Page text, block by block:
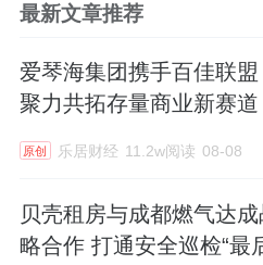
最新文章推荐
爱琴海集团携手百佳联盟
聚力共拓存量商业新赛道
原创 乐居财经 11.2w阅读 08-08
贝壳租房与成都燃气达
略合作 打通安全巡检“最